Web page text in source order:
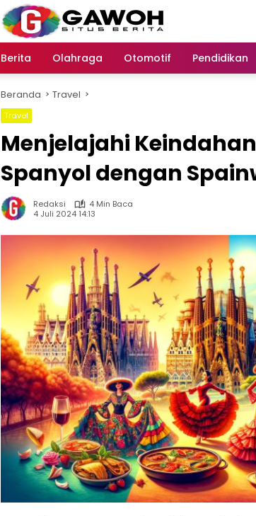
Berita Olahraga Otomotif Pendidikan
Beranda Travel
Travel
Menjelajahi
Spanyol dengan
Redaksi
4 Min Baca
4 Juli 2024 14:13